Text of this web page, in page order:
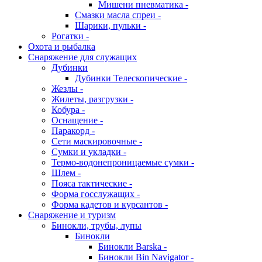
Мишени пневматика -
Смазки масла спреи -
Шарики, пульки -
Рогатки -
Охота и рыбалка
Снаряжение для служащих
Дубинки
Дубинки Телескопические -
Жезлы -
Жилеты, разгрузки -
Кобура -
Оснащение -
Паракорд -
Сети маскировочные -
Сумки и укладки -
Термо-водонепроницаемые сумки -
Шлем -
Пояса тактические -
Форма госслужащих -
Форма кадетов и курсантов -
Снаряжение и туризм
Бинокли, трубы, лупы
Бинокли
Бинокли Barska -
Бинокли Bin Navigator -